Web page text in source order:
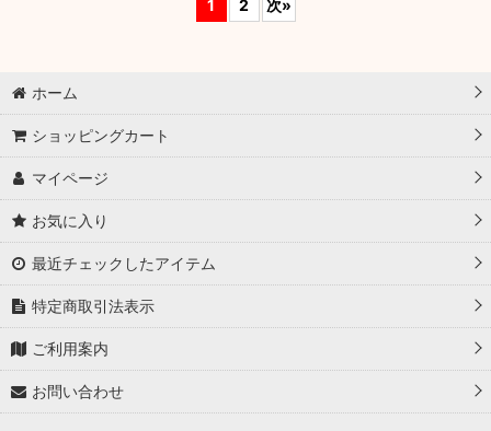
1 2 次»
ホーム
ショッピングカート
マイページ
お気に入り
最近チェックしたアイテム
特定商取引法表示
ご利用案内
お問い合わせ